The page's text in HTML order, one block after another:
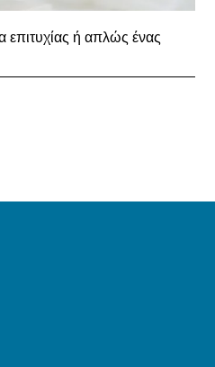
επιτυχίας ή απλώς ένας